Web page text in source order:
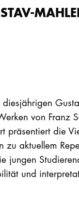
von Franz
präsentiert die
zu aktuellem
jungen
und